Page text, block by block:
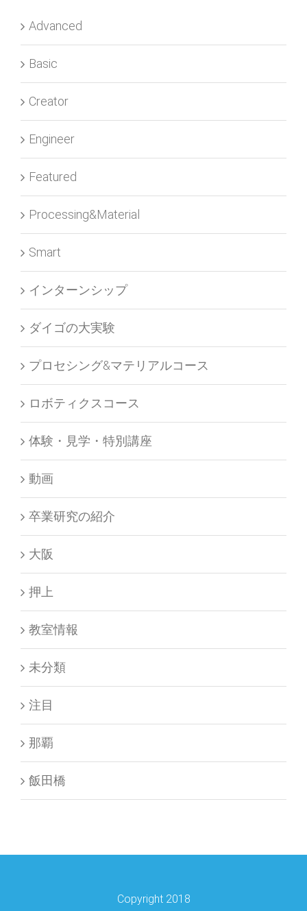
Basic
Creator
Engineer
Featured
Processing&Material
Smart
インターンシップ
ダイゴの大実験
プロセシング&マテリアルコース
ロボティクスコース
体験・見学・特別講座
動画
卒業研究の紹介
大阪
押上
教室情報
未分類
注目
那覇
飯田橋
プログラム提供・運営：